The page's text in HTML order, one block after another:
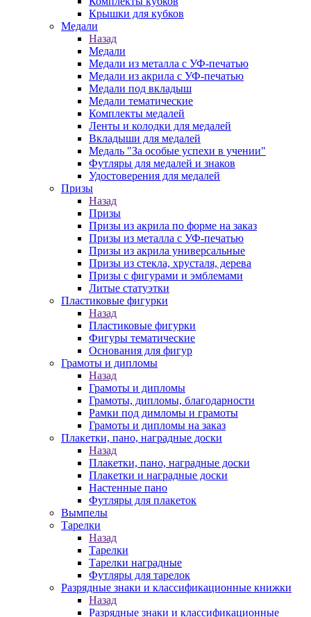
Крышки для кубков
Медали
Назад
Медали
Медали из металла с УФ-печатью
Медали из акрила с УФ-печатью
Медали под вкладыш
Медали тематические
Комплекты медалей
Ленты и колодки для медалей
Вкладыши для медалей
Медаль "За особые успехи в учении"
Футляры для медалей и знаков
Удостоверения для медалей
Призы
Назад
Призы
Призы из акрила по форме на заказ
Призы из металла с УФ-печатью
Призы из акрила универсальные
Призы из стекла, хрусталя, дерева
Призы с фигурами и эмблемами
Литые статуэтки
Пластиковые фигурки
Назад
Пластиковые фигурки
Фигуры тематические
Основания для фигур
Грамоты и дипломы
Назад
Грамоты и дипломы
Грамоты, дипломы, благодарности
Рамки под димломы и грамоты
Грамоты и дипломы на заказ
Плакетки, пано, наградные доски
Назад
Плакетки, пано, наградные доски
Плакетки и наградные доски
Настенные пано
Футляры для плакеток
Вымпелы
Тарелки
Назад
Тарелки
Тарелки наградные
Футляры для тарелок
Разрядные знаки и классификационные книжки
Назад
Разрядные знаки и классификационные